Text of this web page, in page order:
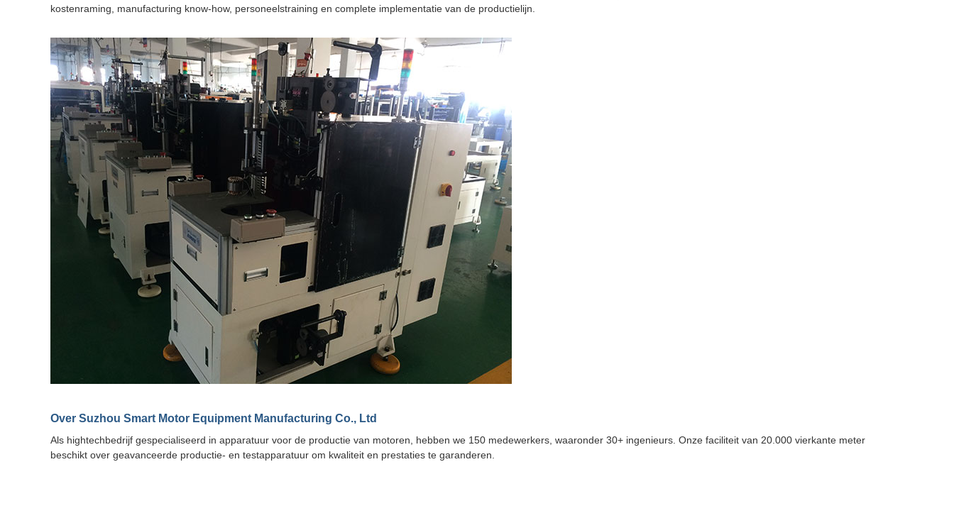
kostenraming, manufacturing know-how, personeelstraining en complete implementatie van de productielijn.
Over Suzhou Smart Motor Equipment Manufacturing Co., Ltd
Als hightechbedrijf gespecialiseerd in apparatuur voor de productie van motoren, hebben we 150 medewerkers, waaronder 30+ ingenieurs. Onze faciliteit van 20.000 vierkante meter
beschikt over geavanceerde productie- en testapparatuur om kwaliteit en prestaties te garanderen.